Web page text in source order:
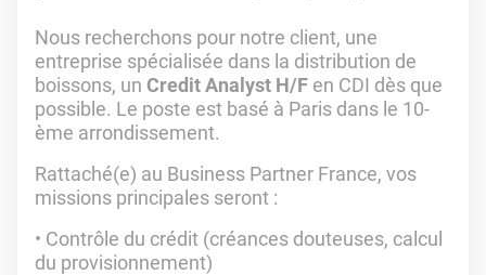
Nous recherchons pour notre client, une
entreprise spécialisée dans la distribution de
boissons, un Credit Analyst H/F en CDI dès que
possible. Le poste est basé à Paris dans le 10-
ème arrondissement.
Rattaché(e) au Business Partner France, vos
missions principales seront :
Contrôle du crédit (créances douteuses, calcul
du provisionnement)